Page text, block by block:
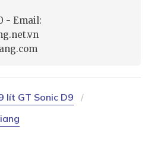
- Email:
lít GT Sonic D9